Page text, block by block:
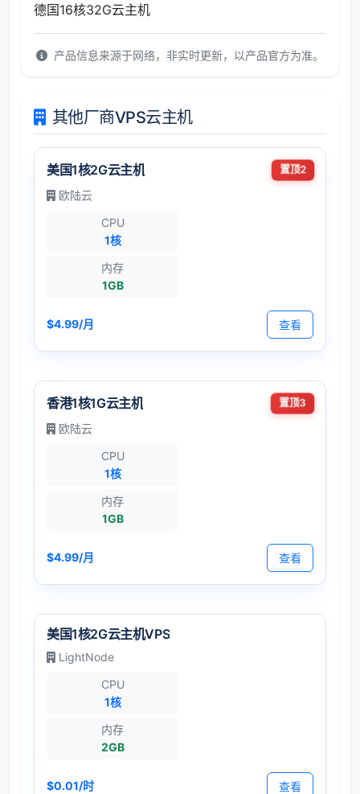
德国16核32G云主机
产品信息来源于网络，非实时更新，以产品官方为准。
其他厂商VPS云主机
美国1核2G云主机 置顶2
欧陆云
CPU
1核
内存
1GB
$4.99/月 查看
香港1核1G云主机 置顶3
欧陆云
CPU
1核
内存
1GB
$4.99/月 查看
美国1核2G云主机VPS
LightNode
CPU
1核
内存
2GB
$0.01/时 查看